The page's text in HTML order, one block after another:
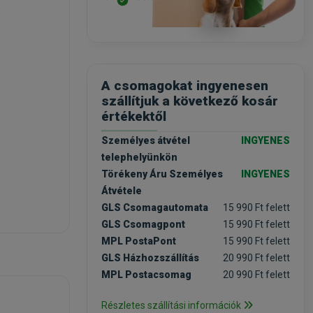
A csomagokat ingyenesen
szállítjuk a következő kosár
értékektől
Személyes átvétel
telephelyünkön
INGYENES
Törékeny Áru Személyes
Átvétele
INGYENES
GLS Csomagautomata
15 990 Ft felett
GLS Csomagpont
15 990 Ft felett
MPL PostaPont
15 990 Ft felett
GLS Házhozszállítás
20 990 Ft felett
MPL Postacsomag
20 990 Ft felett
Részletes szállítási információk